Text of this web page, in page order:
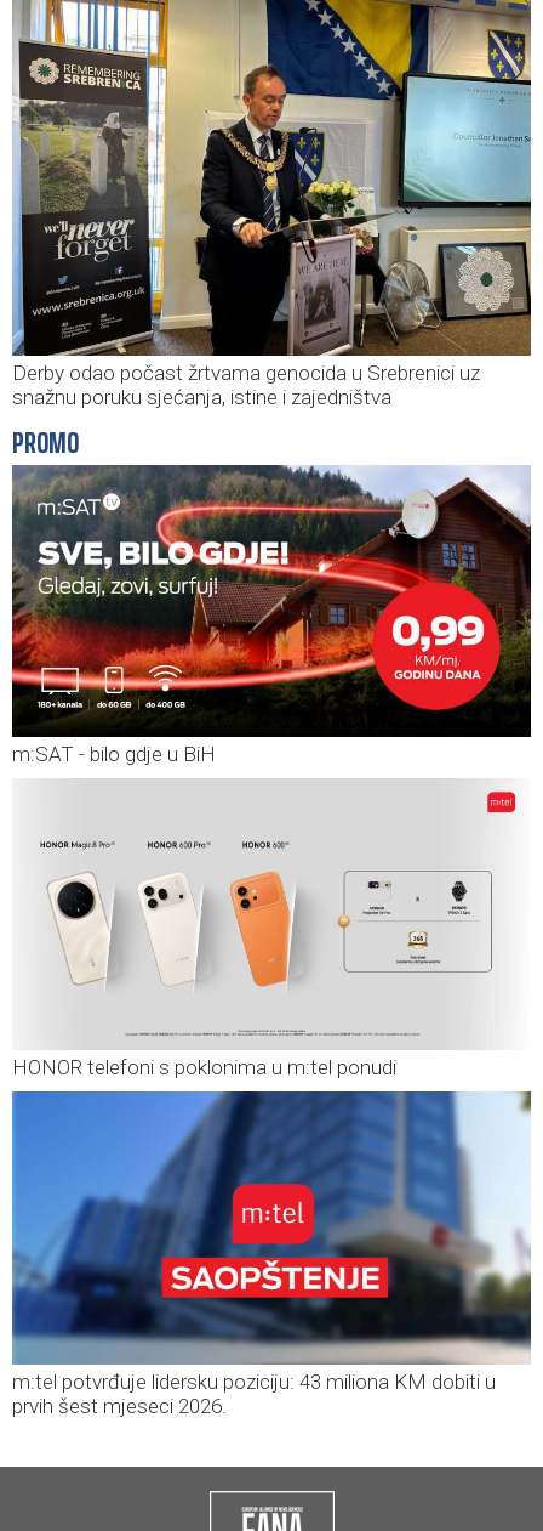
Derby odao počast žrtvama genocida u Srebrenici uz
snažnu poruku sjećanja, istine i zajedništva
PROMO
m:SAT - bilo gdje u BiH
HONOR telefoni s poklonima u m:tel ponudi
m:tel potvrđuje lidersku poziciju: 43 miliona KM dobiti u
prvih šest mjeseci 2026.